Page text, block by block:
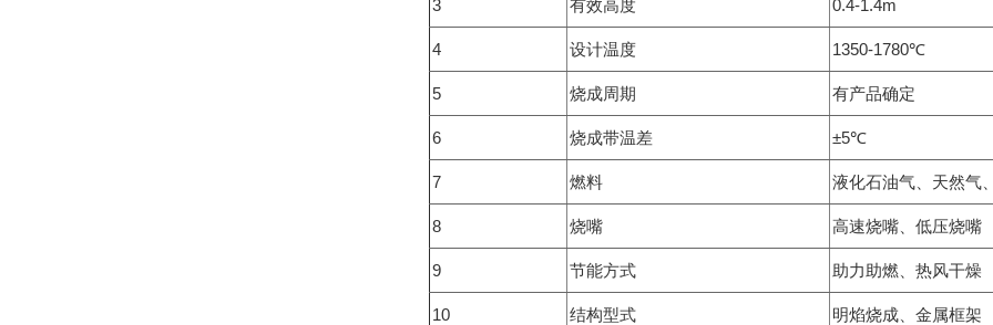
3 有效高度 0.4-1.4m
4 设计温度 1350-1780℃
5 烧成周期 有产品确定
6 烧成带温差 ±5℃
7 燃料 液化石油气、天然气
8 烧嘴 高速烧嘴、低压烧嘴
9 节能方式 助力助燃、热风干燥
10 结构型式 明焰烧成、金属框架